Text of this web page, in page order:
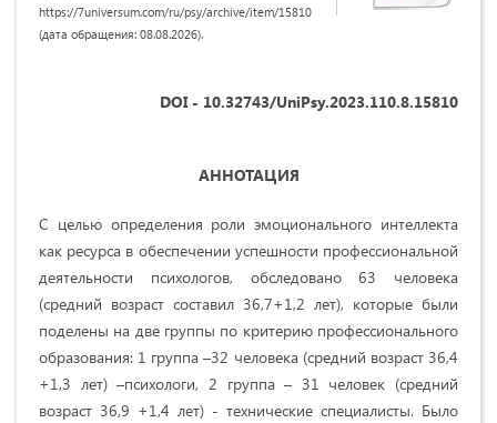
https://7universum.com/ru/psy/archive/item/15810
(дата обращения: 08.08.2026).
DOI - 10.32743/UniPsy.2023.110.8.15810
АННОТАЦИЯ
С целью определения роли эмоционального интеллекта
как ресурса в обеспечении успешности профессиональной
деятельности психологов, обследовано 63 человека
(средний возраст составил 36,7+1,2 лет), которые были
поделены на две группы по критерию профессионального
образования: 1 группа –32 человека (средний возраст 36,4
+1,3 лет) –психологи, 2 группа – 31 человек (средний
возраст 36,9 +1,4 лет) - технические специалисты. Было